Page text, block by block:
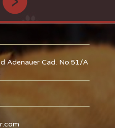
Adenauer Cad. No:51/A